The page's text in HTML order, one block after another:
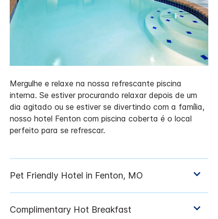
Mergulhe e relaxe na nossa refrescante piscina
interna. Se estiver procurando relaxar depois de um
dia agitado ou se estiver se divertindo com a família,
nosso hotel Fenton com piscina coberta é o local
perfeito para se refrescar.